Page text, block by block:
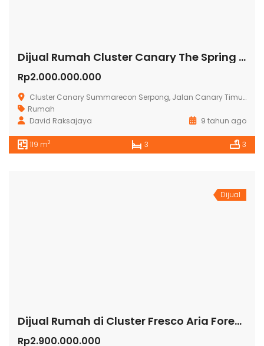
Dijual Rumah Cluster Canary The Spring The Spring Summarecon Gading Serpong
Rp2.000.000.000
Cluster Canary Summarecon Serpong, Jalan Canary Timur 1, Cihuni, Tangerang, Banten, Indonesia
Rumah
David Raksajaya
9 tahun ago
119 m2 3 3
Dijual
Dijual Rumah di Cluster Fresco Aria Foresta BSD
Rp2.900.000.000